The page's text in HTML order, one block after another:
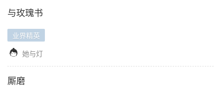
与玫瑰书
业界精英
 她与灯
厮磨